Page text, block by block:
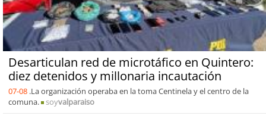
Desarticulan red de microtáfico en Quintero:
diez detenidos y millonaria incautación
07-08 .La organización operaba en la toma Centinela y el centro de la
comuna.
soyvalparaiso